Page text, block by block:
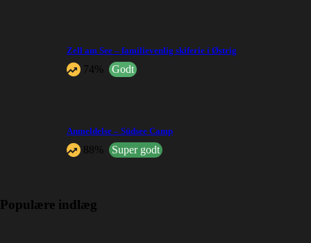
Zell am See – familievenlig skiferie i Østrig
74% Godt
Anmeldelse – Südsee Camp
88% Super godt
Populære indlæg